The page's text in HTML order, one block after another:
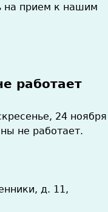
на прием к нашим
работает
24 ноября
не работает.
д. 11,